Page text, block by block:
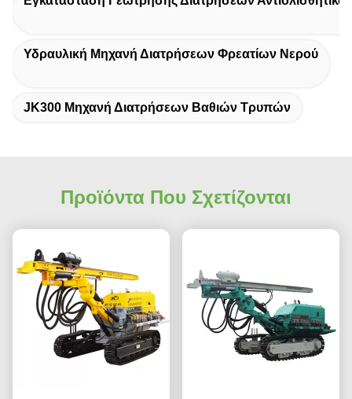
Υδραυλική Μηχανή Διατρήσεων Φρεατίων Νερού
JK300 Μηχανή Διατρήσεων Βαθιών Τρυπών
Προϊόντα Που Σχετίζονται